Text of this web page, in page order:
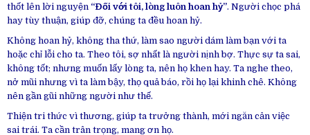
thốt lên lời nguyện “Đối với tôi, lòng luôn hoan hỷ”. Người chọc phá
hay tùy thuận, giúp đỡ, chúng ta đều hoan hỷ.
Không hoan hỷ, không tha thứ, làm sao người dám làm bạn với ta
hoặc chỉ lỗi cho ta. Theo tôi, sợ nhất là người nịnh bợ. Thực sự ta sai,
không tốt; nhưng muốn lấy lòng ta, nên họ khen hay. Ta nghe theo,
nở mũi nhưng vì ta làm bậy, thọ quả báo, rồi họ lại khinh chê. Không
nên gần gũi những người như thế.
Thiện tri thức vì thương, giúp ta trưởng thành, mới ngăn cản việc
sai trái. Ta cần trân trọng, mang ơn họ.